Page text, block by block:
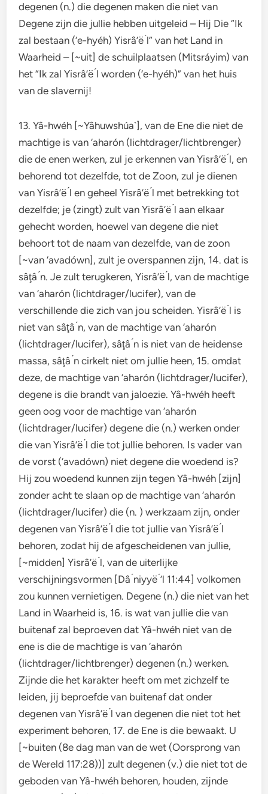
degenen (n.) die degenen maken die niet van
Degene zijn die jullie hebben uitgeleid – Hij Die “Ik
zal bestaan (‘e-hyéh) Yisrâ’ë ́l” van het Land in
Waarheid – [~uit] de schuilplaatsen (Mitsráyim) van
het “Ik zal Yisrâ’ë ́l worden (‘e-hyéh)” van het huis
van de slavernij!
13. Yâ-hwéh [~Yâhuwshúa`], van de Ene die niet de
machtige is van ‘aharón (lichtdrager/lichtbrenger)
die de enen werken, zul je erkennen van Yisrâ’ë ́l, en
behorend tot dezelfde, tot de Zoon, zul je dienen
van Yisrâ’ë ́l en geheel Yisrâ’ë ́l met betrekking tot
dezelfde; je (zingt) zult van Yisrâ’ë ́l aan elkaar
gehecht worden, hoewel van degene die niet
behoort tot de naam van dezelfde, van de zoon
[~van ‘avadówn], zult je overspannen zijn, 14. dat is
sâţâ ́n. Je zult terugkeren, Yisrâ’ë ́l, van de machtige
van ‘aharón (lichtdrager/lucifer), van de
verschillende die zich van jou scheiden. Yisrâ’ë ́l is
niet van sâţâ ́n, van de machtige van ‘aharón
(lichtdrager/lucifer), sâţâ ́n is niet van de heidense
massa, sâţâ ́n cirkelt niet om jullie heen, 15. omdat
deze, de machtige van ‘aharón (lichtdrager/lucifer),
degene is die brandt van jaloezie. Yâ-hwéh heeft
geen oog voor de machtige van ‘aharón
(lichtdrager/lucifer) degene die (n.) werken onder
die van Yisrâ’ë ́l die tot jullie behoren. Is vader van
de vorst (‘avadówn) niet degene die woedend is?
Hij zou woedend kunnen zijn tegen Yâ-hwéh [zijn]
zonder acht te slaan op de machtige van ‘aharón
(lichtdrager/lucifer) die (n. ) werkzaam zijn, onder
degenen van Yisrâ’ë ́l die tot jullie van Yisrâ’ë ́l
behoren, zodat hij de afgescheidenen van jullie,
[~midden] Yisrâ’ë ́l, van de uiterlijke
verschijningsvormen [Dâ ́niyyë ́’l 11:44] volkomen
zou kunnen vernietigen. Degene (n.) die niet van het
Land in Waarheid is, 16. is wat van jullie die van
buitenaf zal beproeven dat Yâ-hwéh niet van de
ene is die de machtige is van ‘aharón
(lichtdrager/lichtbrenger) degenen (n.) werken.
Zijnde die het karakter heeft om met zichzelf te
leiden, jij beproefde van buitenaf dat onder
degenen van Yisrâ’ë ́l van degenen die niet tot het
experiment behoren, 17. de Ene is die bewaakt. U
[~buiten (8e dag man van de wet (Oorsprong van
de Wereld 117:28))] zult degenen (v.) die niet tot de
geboden van Yâ-hwéh behoren, houden, zijnde